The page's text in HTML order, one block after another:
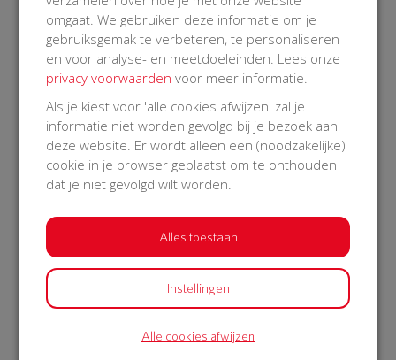
Op 26 oktober ontvingen we de laatste
donatie en was het doelbedrag bereikt. In
totaal is er met 24 omwonenden het mooie
bedrag van € 709 opgehaald. (€ 30,- extra via
bank ontvangen kon worden gebruikt voor
het aanleggen van de elektra aansluiting)
Op 27 oktober hebben we tijdens een
inloopmoment met elkaar gesproken en is
de plek voor de AED bepaald.
Op 30 oktober ontvingen we bericht van
ProCardio voor de levering van de AED met
buitenkast. Deze werd op 31 oktober via
UPS geleverd.
gemonteerd, incl. de benodigde elektra
aansluiting. De AED is direct aangemeld via
HartslagNu voor de HartslagNu App en de
bevestiging dat de AED was geactiveerd bij
omgaat. We gebruiken deze informatie om je
gebruiksgemak te verbeteren, te personaliseren
en voor analyse- en meetdoeleinden. Lees onze
privacy voorwaarden voor meer informatie.
Als je kiest voor 'alle cookies afwijzen' zal je
informatie niet worden gevolgd bij je bezoek aan
deze website. Er wordt alleen een (noodzakelijke)
cookie in je browser geplaatst om te onthouden
dat je niet gevolgd wilt worden.
Alles toestaan
Instellingen
Alle cookies afwijzen